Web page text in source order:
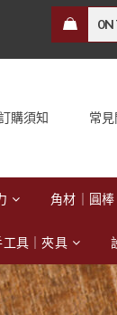
0
購須知 常
角材｜圓棒
工具｜夾具